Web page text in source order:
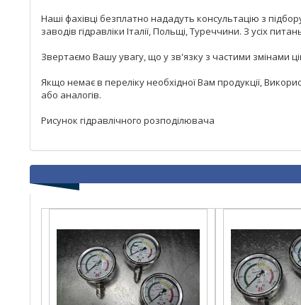
Наші фахівці безплатно нададуть консультацію з
заводів гідравліки Італії, Польщі, Туреччини. З усіх
Звертаємо Вашу увагу, що у зв'язку з частими змінами
Якщо немає в переліку необхідної Вам продукції,
або аналогів.
Рисунок гідравлічного розподілювача